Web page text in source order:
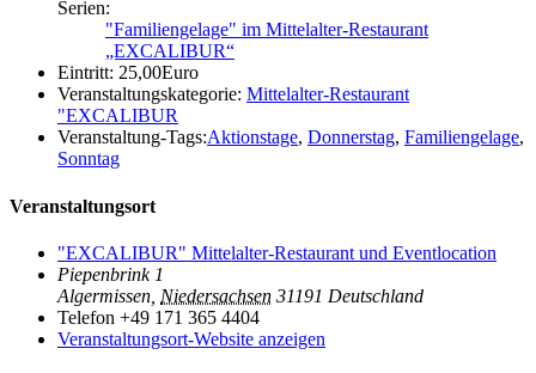
Serien:
"Familiengelage" im Mittelalter-Restaurant
„EXCALIBUR“
Eintritt: 25,00Euro
Veranstaltungskategorie: Mittelalter-Restaurant
"EXCALIBUR
Veranstaltung-Tags:Aktionstage, Donnerstag, Familiengelage,
Sonntag
Veranstaltungsort
"EXCALIBUR" Mittelalter-Restaurant und Eventlocation
Piepenbrink 1
Algermissen Niedersachsen 31191 Deutschland
Telefon +49 171 365 4404
Veranstaltungsort-Website anzeigen